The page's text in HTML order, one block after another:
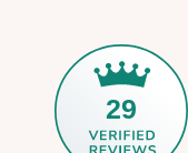
29